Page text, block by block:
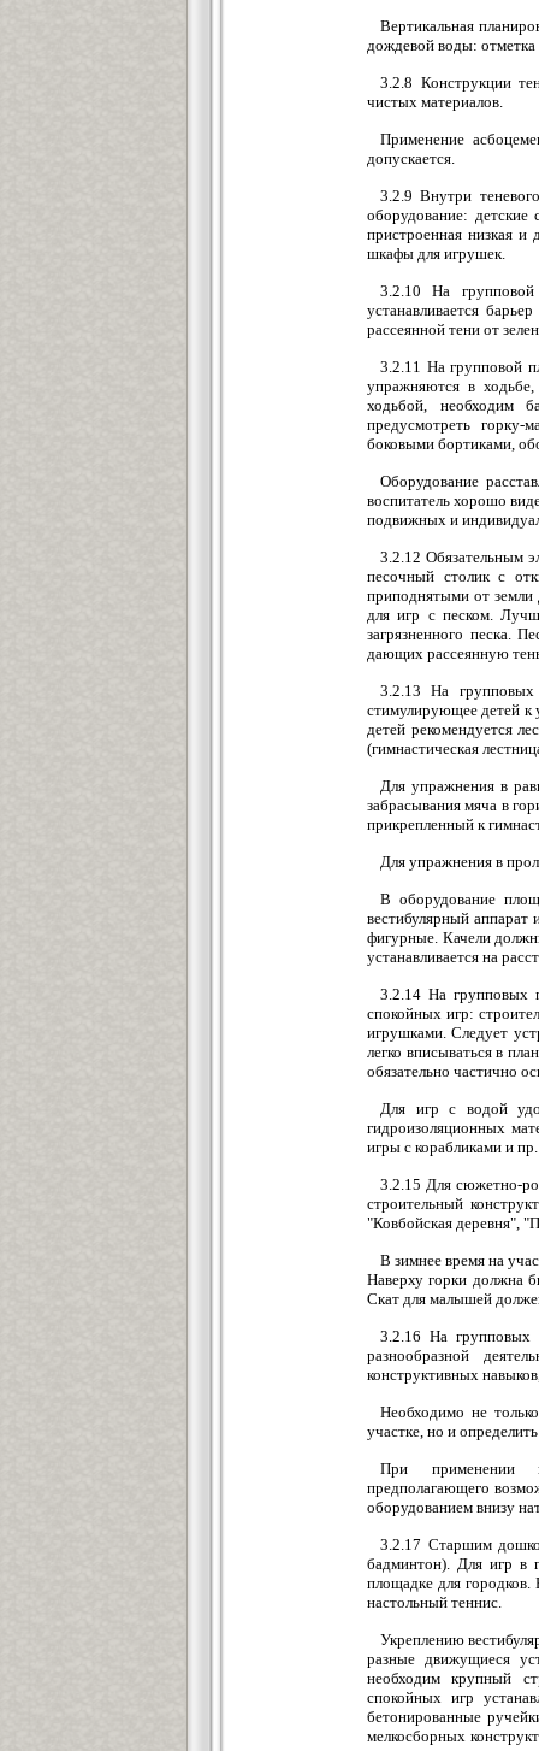
Вертикальная
дождевой воды:
3.2.8 Конструкции
чистых материалов.
Применение
допускается.
3.2.9 Внутри
оборудование: детские
пристроенная низкая и
шкафы для игрушек.
3.2.10 На групповой
устанавливается
рассеянной тени от
3.2.11 На групповой
упражняются в
ходьбой, необходим
предусмотреть
боковыми бортиками,
Оборудование
воспитатель хорошо
подвижных и
3.2.12 Обязательным
песочный столик с
приподнятыми от земли
для игр с песком.
загрязненного песка.
дающих рассеянную
3.2.13 На групповых
стимулирующее детей к
детей рекомендуется
(гимнастическая
Для упражнения в
забрасывания мяча в
прикрепленный к
Для упражнения в
В оборудование
вестибулярный
фигурные. Качели
устанавливается на
3.2.14 На групповых
спокойных игр:
игрушками. Следует
легко вписываться в
обязательно частично
Для игр с водой
гидроизоляционных
игры с корабликами и пр.
3.2.15 Для сюжетно-
строительный
"Ковбойская деревня",
В зимнее время на
Наверху горки должна
Скат для малышей
3.2.16 На групповых
разнообразной
конструктивных
Необходимо не
участке, но и
При применении
предполагающего
оборудованием внизу
3.2.17 Старшим
бадминтон). Для игр в
площадке для
настольный теннис.
Укреплению
разные движущиеся
необходим крупный
спокойных игр
бетонированные
мелкосборных